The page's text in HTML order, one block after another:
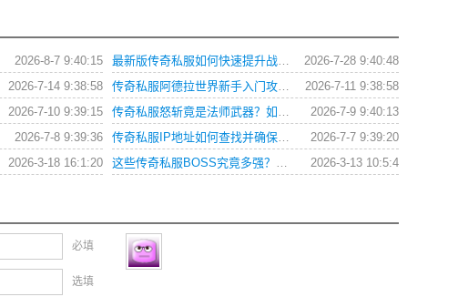
2026-8-7 9:40:15 2026-7-28 9:40:48
最新版传奇私服如何快速提升战力与获取稀有装备？
2026-7-14 9:38:58
2026-7-11 9:38:58
传奇私服阿德拉世界新手入门攻略？如何快速上手？
2026-7-10 9:39:15
2026-7-9 9:40:13
传奇私服怒斩竟是法师武器？如何正确使用与搭配？
2026-7-8 9:39:36
2026-7-7 9:39:20
传奇私服IP地址如何查找并确保连接安全？
2026-3-18 16:1:20
2026-3-13 10:5:4
这些传奇私服BOSS究竟多强？连行会都闻风丧胆
必填
选填